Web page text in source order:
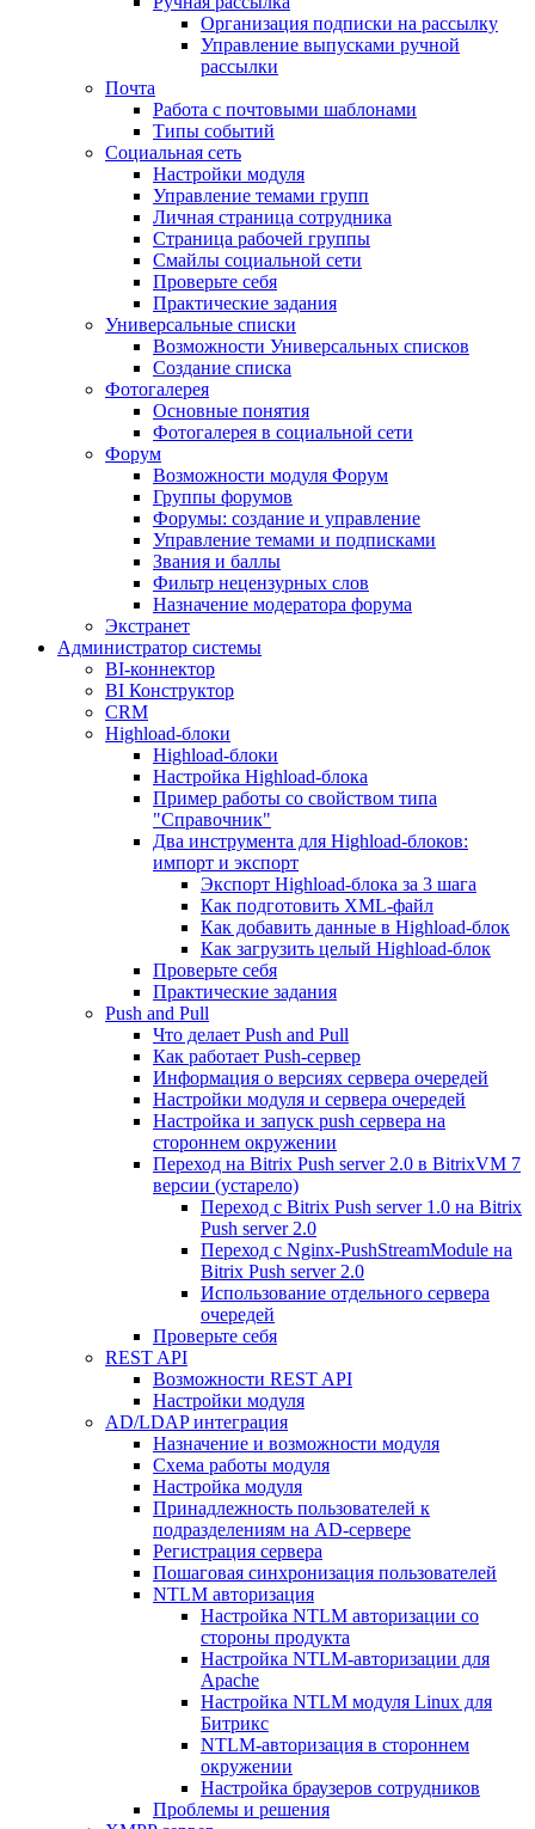
Организация подписки на рассылку
Управление выпусками ручной
рассылки
Почта
Работа с почтовыми шаблонами
Типы событий
Социальная сеть
Настройки модуля
Управление темами групп
Личная страница сотрудника
Страница рабочей группы
Смайлы социальной сети
Проверьте себя
Практические задания
Универсальные списки
Возможности Универсальных списков
Создание списка
Фотогалерея
Основные понятия
Фотогалерея в социальной сети
Форум
Возможности модуля Форум
Группы форумов
Форумы: создание и управление
Управление темами и подписками
Звания и баллы
Фильтр нецензурных слов
Назначение модератора форума
Экстранет
Администратор системы
BI-коннектор
BI Конструктор
CRM
Highload-блоки
Highload-блоки
Настройка Highload-блока
Пример работы со свойством типа
"Справочник"
Два инструмента для Highload-блоков:
импорт и экспорт
Экспорт Highload-блока за 3 шага
Как подготовить XML-файл
Как добавить данные в Highload-блок
Как загрузить целый Highload-блок
Проверьте себя
Практические задания
Push and Pull
Что делает Push and Pull
Как работает Push-сервер
Информация о версиях сервера очередей
Настройки модуля и сервера очередей
Настройка и запуск push сервера на
стороннем окружении
Переход на Bitrix Push server 2.0 в BitrixVM 7
версии (устарело)
Переход с Bitrix Push server 1.0 на Bitrix
Push server 2.0
Переход с Nginx-PushStreamModule на
Bitrix Push server 2.0
Использование отдельного сервера
очередей
Проверьте себя
REST API
Возможности REST API
Настройки модуля
AD/LDAP интеграция
Назначение и возможности модуля
Схема работы модуля
Настройка модуля
Принадлежность пользователей к
подразделениям на AD-сервере
Регистрация сервера
Пошаговая синхронизация пользователей
NTLM авторизация
Настройка NTLM авторизации со
стороны продукта
Настройка NTLM-авторизации для
Apache
Настройка NTLM модуля Linux для
Битрикс
NTLM-авторизация в стороннем
окружении
Настройка браузеров сотрудников
Проблемы и решения